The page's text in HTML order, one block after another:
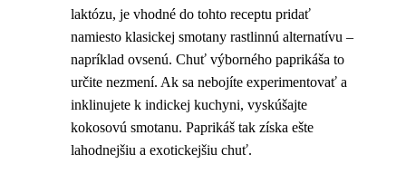
laktózu, je vhodné do tohto receptu pridať
namiesto klasickej smotany rastlinnú alternatívu –
napríklad ovsenú. Chuť výborného paprikáša to
určite nezmení. Ak sa nebojíte experimentovať a
inklinujete k indickej kuchyni, vyskúšajte
kokosovú smotanu. Paprikáš tak získa ešte
lahodnejšiu a exotickejšiu chuť.